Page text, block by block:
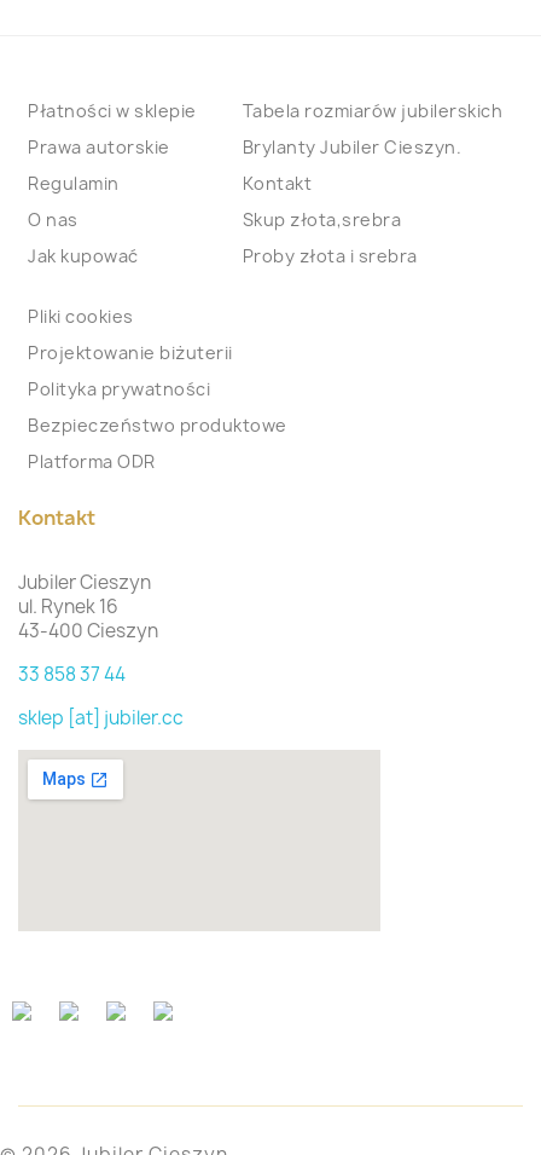
Płatności w sklepie
Prawa autorskie
Regulamin
O nas
Jak kupować
Tabela rozmiarów jubilerskich
Brylanty Jubiler Cieszyn.
Kontakt
Skup złota,srebra
Proby złota i srebra
Pliki cookies
Projektowanie biżuterii
Polityka prywatności
Bezpieczeństwo produktowe
Platforma ODR
Kontakt
Jubiler Cieszyn
ul. Rynek 16
43-400 Cieszyn
33 858 37 44
sklep [at] jubiler.cc